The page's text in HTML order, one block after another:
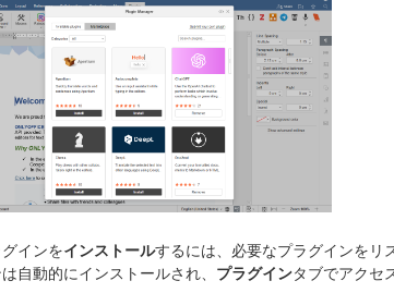
インをインストールするには、必要なプラグインをリ
自動的にインストールされ、 プラグインタブでアクセ